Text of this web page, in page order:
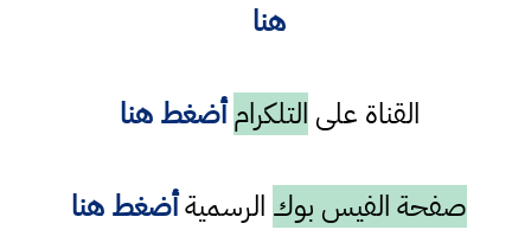
هنا
القناة على التلكرام أضغط هنا
صفحة الفيس بوك الرسميةأضغط هنا